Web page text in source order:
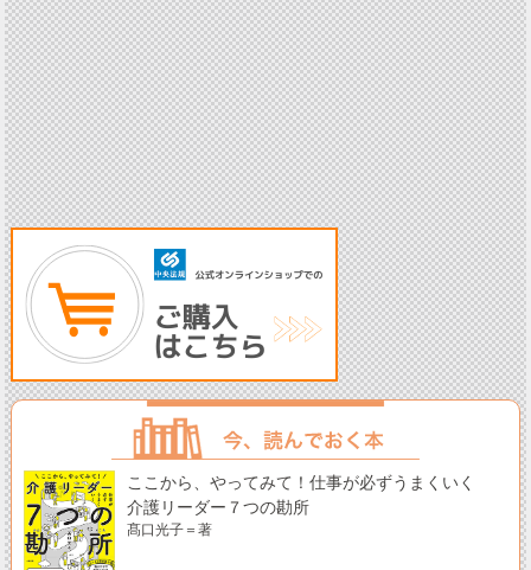
ここから、やってみて！仕事が必ずうまくいく
介護リーダー７つの勘所
髙口光子＝著